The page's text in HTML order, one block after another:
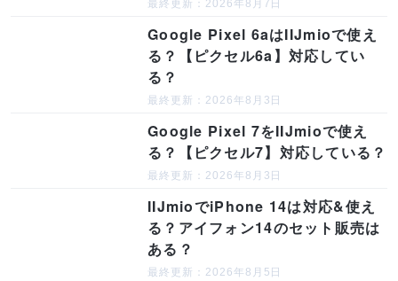
最終更新：2026年8月7日
Google Pixel 6aはIIJmioで使え
る？【ピクセル6a】対応してい
る？
最終更新：2026年8月3日
Google Pixel 7をIIJmioで使え
る？【ピクセル7】対応している？
最終更新：2026年8月3日
IIJmioでiPhone 14は対応&使え
る？アイフォン14のセット販売は
ある？
最終更新：2026年8月5日